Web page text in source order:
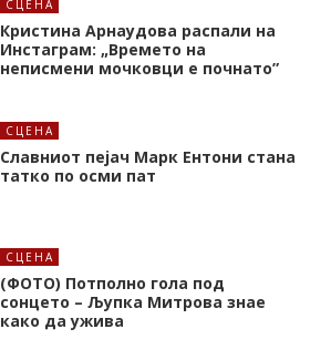
СЦЕНА
Кристина Арнаудова распали на
Инстаграм: „Времето на
неписмени мочковци е почнато”
СЦЕНА
Славниот пејач Марк Ентони стана
татко по осми пат
СЦЕНА
(ФОТО) Потполно гола под
сонцето – Љупка Митрова знае
како да ужива